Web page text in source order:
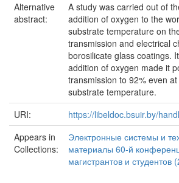
Alternative
abstract:
A study was carried out of
addition of oxygen to the
substrate temperature on
transmission and electrical
borosilicate glass coatings.
addition of oxygen made it
transmission to 92% even
substrate temperature.
URI:
https://libeldoc.bsuir.by/
Appears in
Collections:
Электронные системы и
материалы 60-й
магистрантов и студентов